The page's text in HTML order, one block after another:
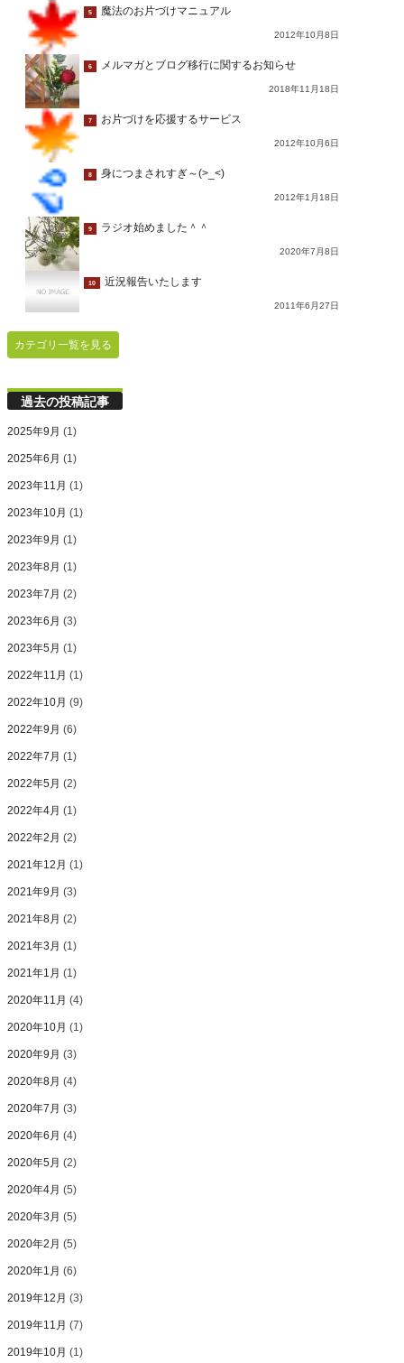
5 魔法のお片づけマニュアル
2012年10月8日
6 メルマガとブログ移行に関するお知らせ
2018年11月18日
7 お片づけを応援するサービス
2012年10月6日
8 身につまされすぎ～(>_<)
2012年1月18日
9 ラジオ始めました＾＾
2020年7月8日
10 近況報告いたします
2011年6月27日
カテゴリ一覧を見る
過去の投稿記事
2025年9月 (1)
2025年6月 (1)
2023年11月 (1)
2023年10月 (1)
2023年9月 (1)
2023年8月 (1)
2023年7月 (2)
2023年6月 (3)
2023年5月 (1)
2022年11月 (1)
2022年10月 (9)
2022年9月 (6)
2022年7月 (1)
2022年5月 (2)
2022年4月 (1)
2022年2月 (2)
2021年12月 (1)
2021年9月 (3)
2021年8月 (2)
2021年3月 (1)
2021年1月 (1)
2020年11月 (4)
2020年10月 (1)
2020年9月 (3)
2020年8月 (4)
2020年7月 (3)
2020年6月 (4)
2020年5月 (2)
2020年4月 (5)
2020年3月 (5)
2020年2月 (5)
2020年1月 (6)
2019年12月 (3)
2019年11月 (7)
2019年10月 (1)